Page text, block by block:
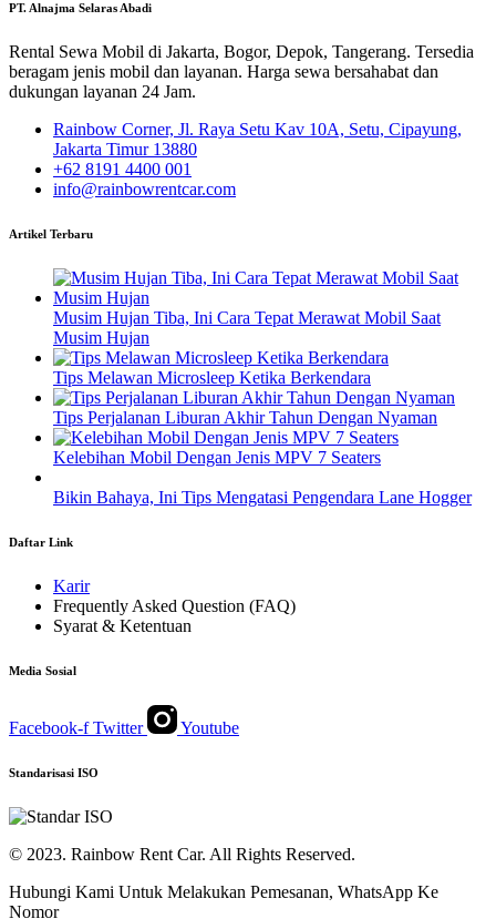
PT. Alnajma Selaras Abadi
Rental Sewa Mobil di Jakarta, Bogor, Depok, Tangerang. Tersedia
beragam jenis mobil dan layanan. Harga sewa bersahabat dan
dukungan layanan 24 Jam.
Rainbow Corner, Jl. Raya Setu Kav 10A, Setu, Cipayung,
Jakarta Timur 13880
+62 8191 4400 001
info@rainbowrentcar.com
Artikel Terbaru
Musim Hujan Tiba, Ini Cara Tepat Merawat Mobil Saat
Musim Hujan
Tips Melawan Microsleep Ketika Berkendara
Tips Perjalanan Liburan Akhir Tahun Dengan Nyaman
Kelebihan Mobil Dengan Jenis MPV 7 Seaters
Bikin Bahaya, Ini Tips Mengatasi Pengendara Lane Hogger
Daftar Link
Karir
Frequently Asked Question (FAQ)
Syarat & Ketentuan
Media Sosial
Facebook-f Twitter Youtube
Standarisasi ISO
© 2023. Rainbow Rent Car. All Rights Reserved.
Hubungi Kami Untuk Melakukan Pemesanan, WhatsApp Ke
Nomor